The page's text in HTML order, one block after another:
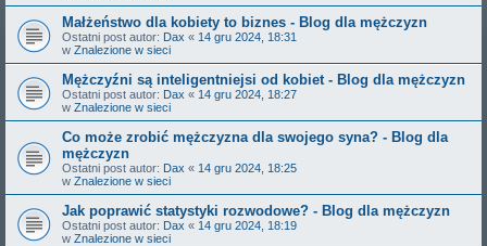
Małżeństwo dla kobiety to biznes - Blog dla mężczyzn
Ostatni post autor: Dax « 14 gru 2024, 18:31
w Znalezione w sieci
Mężczyźni są inteligentniejsi od kobiet - Blog dla mężczyzn
Ostatni post autor: Dax « 14 gru 2024, 18:27
w Znalezione w sieci
Co może zrobić mężczyzna dla swojego syna? - Blog dla
mężczyzn
Ostatni post autor: Dax « 14 gru 2024, 18:25
w Znalezione w sieci
Jak poprawić statystyki rozwodowe? - Blog dla mężczyzn
Ostatni post autor: Dax « 14 gru 2024, 18:19
w Znalezione w sieci